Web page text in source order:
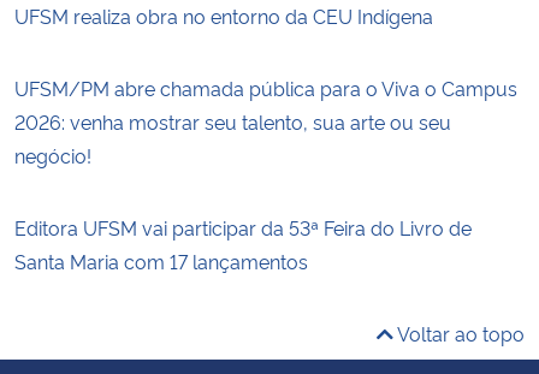
UFSM realiza obra no entorno da CEU Indígena
UFSM/PM abre chamada pública para o Viva o Campus
2026: venha mostrar seu talento, sua arte ou seu
negócio!
Editora UFSM vai participar da 53ª Feira do Livro de
Santa Maria com 17 lançamentos
Voltar ao topo